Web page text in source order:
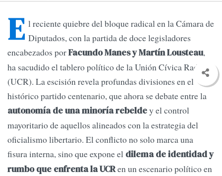
E l reciente quiebre del bloque radical en la Cámara de
Diputados, con la partida de doce legisladores
encabezados porFacundo Manes y Martín Lousteau,
ha sacudido el tablero político de la Unión Cívica Radical
(UCR). La escisión revela profundas divisiones en el
histórico partido centenario, que ahora se debate entre la
autonomía de una minoría rebeldey el control
mayoritario de aquellos alineados con la estrategia del
oficialismo libertario. El conflicto no solo marca una
fisura interna, sino que expone el dilema de identidad y
rumbo que enfrenta la UCRen un escenario político en